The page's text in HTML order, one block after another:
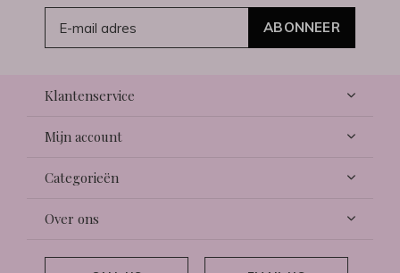
ABONNEER
Klantenservice
Mijn account
Categorieën
Over ons